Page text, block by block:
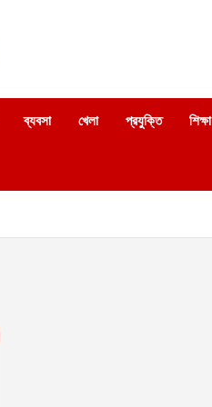
ব্যবসা খেলা প্রযুক্তি শিক্ষা